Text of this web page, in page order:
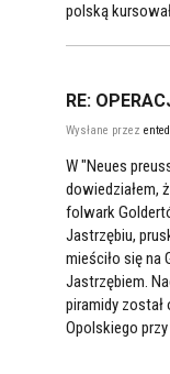
polską
RE:
Wysłane przez
W "Neues
dowiedziałem,
folwark
Jastrzębiu,
mieściło się na
Jastrzębiem.
piramidy
Opolskiego